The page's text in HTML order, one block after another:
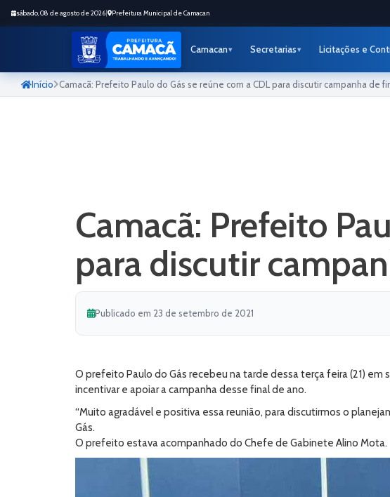
sábado, 08 de agosto de 2026 Prefeitura Municipal de Camacan
Camacan Secretarias Licitações e
Início Camacã: Prefeito Paulo do Gás se reúne com a CDL para discutir campanha de
Camacã: Prefeito
para discutir
Publicado em 23 de setembro de 2021
O prefeito Paulo do Gás recebeu na tarde dessa terça feira (21)
incentivar e apoiar a campanha desse final de ano.
“Muito agradável e positiva essa reunião, para discutirmos o
Gás.
O prefeito estava acompanhado do Chefe de Gabinete Alino Mota.